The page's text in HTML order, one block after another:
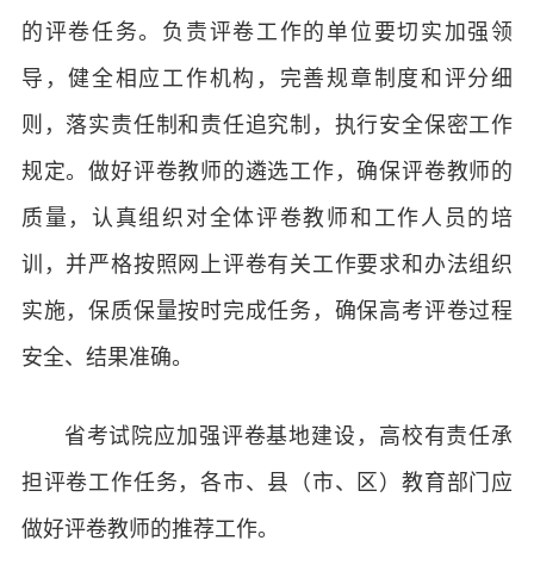
的评卷任务。负责评卷工作的单位要切实加强领
导，健全相应工作机构，完善规章制度和评分细
则，落实责任制和责任追究制，执行安全保密工作
规定。做好评卷教师的遴选工作，确保评卷教师的
质量，认真组织对全体评卷教师和工作人员的培
训，并严格按照网上评卷有关工作要求和办法组织
实施，保质保量按时完成任务，确保高考评卷过程
安全、结果准确。
省考试院应加强评卷基地建设，高校有责任承
担评卷工作任务，各市、县（市、区）教育部门应
做好评卷教师的推荐工作。